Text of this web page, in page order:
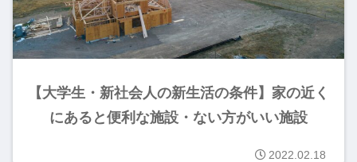
【大学生・新社会人の新生活の条件】家の近く
にあると便利な施設・ない方がいい施設
2022.02.18